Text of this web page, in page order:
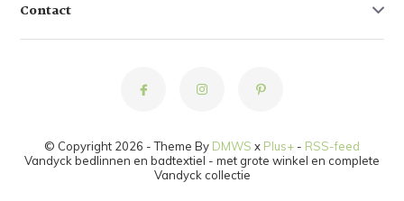
Contact
© Copyright 2026 - Theme By DMWS x Plus+ - RSS-feed
Vandyck bedlinnen en badtextiel - met grote winkel en complete
Vandyck collectie